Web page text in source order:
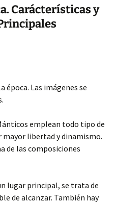
Carácterísticas y
época. Las imágenes se
emplean todo tipo de
libertad y dinamismo.
de las composiciones
lugar principal, se trata de
de alcanzar. También hay